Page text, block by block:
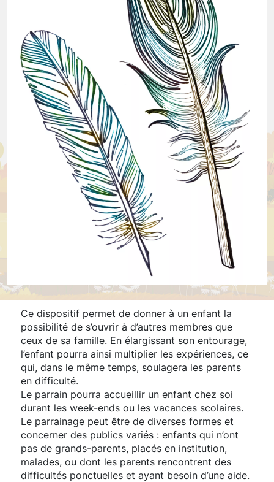
Ce dispositif permet de donner à un enfant la
possibilité de s’ouvrir à d’autres membres que
ceux de sa famille. En élargissant son entourage,
l’enfant pourra ainsi multiplier les expériences, ce
qui, dans le même temps, soulagera les parents
en difficulté.
Le parrain pourra accueillir un enfant chez soi
durant les week-ends ou les vacances scolaires.
Le parrainage peut être de diverses formes et
concerner des publics variés : enfants qui n’ont
pas de grands-parents, placés en institution,
malades, ou dont les parents rencontrent des
difficultés ponctuelles et ayant besoin d’une aide.